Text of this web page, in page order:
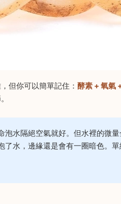
但你可以簡單記住： 酵素 + 氧氣
水隔絕空氣就好。但水裡的微
水，邊緣還是會有一圈暗色。